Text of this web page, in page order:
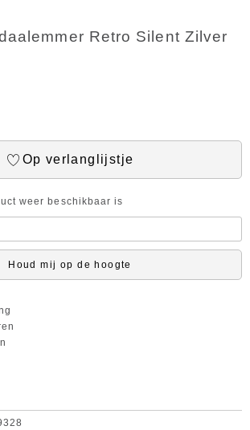
Retro Silent Zilver
Op verlanglijstje
weer beschikbaar is
Houd mij op de hoogte